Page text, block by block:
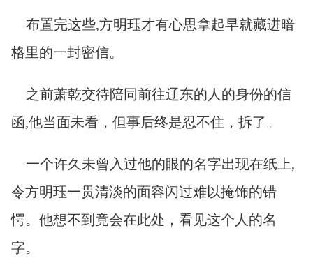
布置完这些,方明珏才有心思拿起早就藏进暗
格里的一封密信。
之前萧乾交待陪同前往辽东的人的身份的信
函,他当面未看，但事后终是忍不住，拆了。
一个许久未曾入过他的眼的名字出现在纸上,
令方明珏一贯清淡的面容闪过难以掩饰的错
愕。他想不到竟会在此处，看见这个人的名
字。